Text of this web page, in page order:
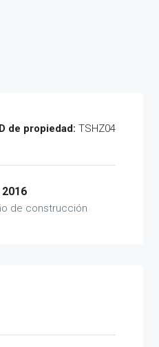
de propiedad: TSHZ04
2016
de construcción